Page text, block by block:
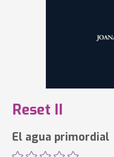
Reset II
El agua primordial